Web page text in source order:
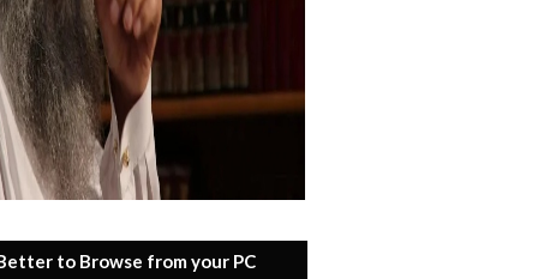
to Browse from your PC